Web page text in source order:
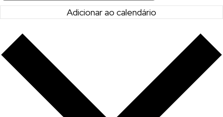
Adicionar ao calendário